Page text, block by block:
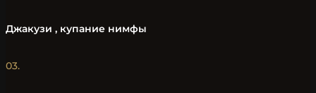
Джакузи , купание нимфы
03.